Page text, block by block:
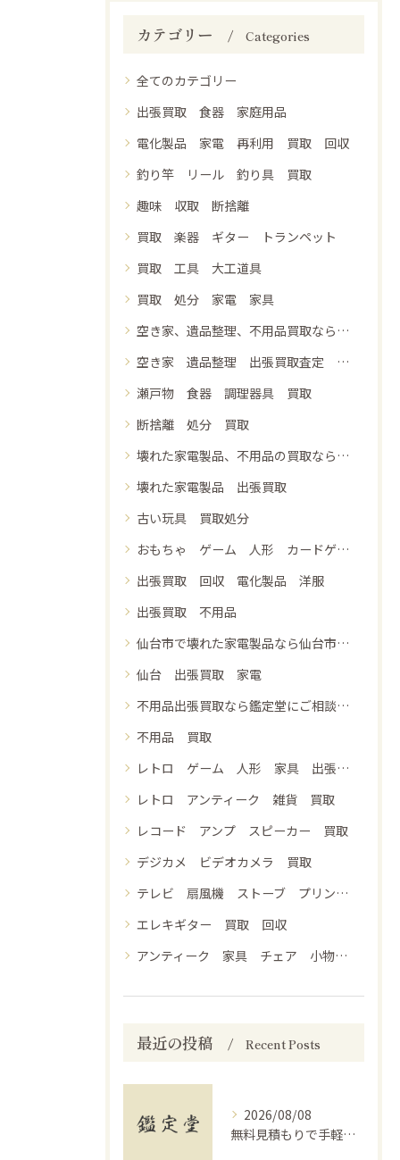
カテゴリー Categories
全てのカテゴリー
出張買取 食器 家庭用品
電化製品 家電 再利用 買取 回収
釣り竿 リール 釣り具 買取
趣味 収取 断捨離
買取 楽器 ギター トランペット
買取 工具 大工道具
買取 処分 家電 家具
空き家、遺品整理、不用品買取なら鑑定堂にご相談ください 出張買取 即日現金支払い 見積無料
空き家 遺品整理 出張買取査定 電化製品 家具 食器
瀬戸物 食器 調理器具 買取
断捨離 処分 買取
壊れた家電製品、不用品の買取なら鑑定堂にご相談下さい 出張買取 無料見積もり 即日現金支払い
壊れた家電製品 出張買取
古い玩具 買取処分
おもちゃ ゲーム 人形 カードゲーム 買取 引き取り 処分
出張買取 回収 電化製品 洋服
出張買取 不用品
仙台市で壊れた家電製品なら仙台市青葉区の鑑定堂へご相談下さい 出張買取 無料見積もり 即日現金支払い
仙台 出張買取 家電
不用品出張買取なら鑑定堂にご相談ください 見積無料 即日現金支払い
不用品 買取
レトロ ゲーム 人形 家具 出張買取
レトロ アンティーク 雑貨 買取
レコード アンプ スピーカー 買取
デジカメ ビデオカメラ 買取
テレビ 扇風機 ストーブ プリンター 健康器具 生活家電 買取 処分
エレキギター 買取 回収
アンティーク 家具 チェア 小物入れ 出張買取
最近の投稿 Recent Posts
2026/08/08
無料見積もりで手軽に家電買取を依頼する方法と宮城県仙台市泉区の出張現金化ガイド